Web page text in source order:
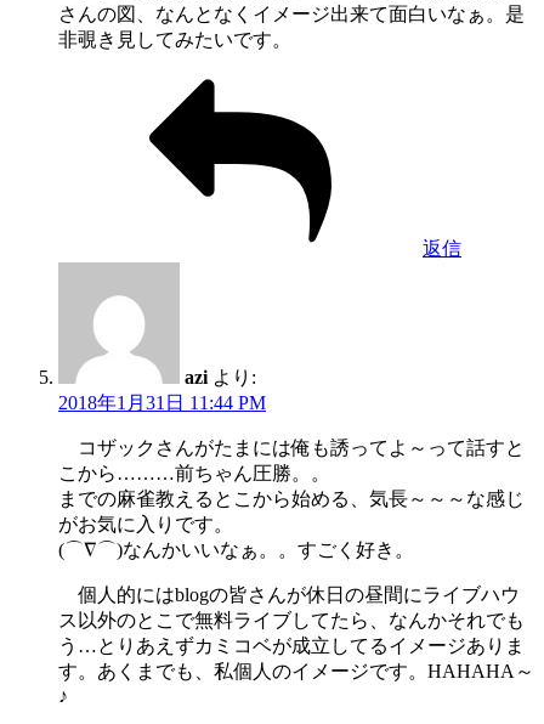
さんの図、なんとなくイメージ出来て面白いなぁ。是
非覗き見してみたいです。
返信
azi より:
2018年1月31日 11:44 PM
コザックさんがたまには俺も誘ってよ～って話すと
こから………前ちゃん圧勝。。
までの麻雀教えるとこから始める、気長～～～な感じ
がお気に入りです。
(⌒∇⌒)なんかいいなぁ。。すごく好き。
個人的にはblogの皆さんが休日の昼間にライブハウ
ス以外のとこで無料ライブしてたら、なんかそれでも
う…とりあえずカミコベが成立してるイメージありま
す。あくまでも、私個人のイメージです。HAHAHA～
♪